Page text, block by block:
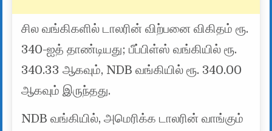
சில வங்கிகளில் டாலரின் விற்பனை விகிதம் ரூ.
340-ஐத் தாண்டியது; பீப்பிள்ஸ் வங்கியில் ரூ.
340.33 ஆகவும், NDB வங்கியில் ரூ. 340.00
ஆகவும் இருந்தது.
NDB வங்கியில், அமெரிக்க டாலரின் வாங்கும்